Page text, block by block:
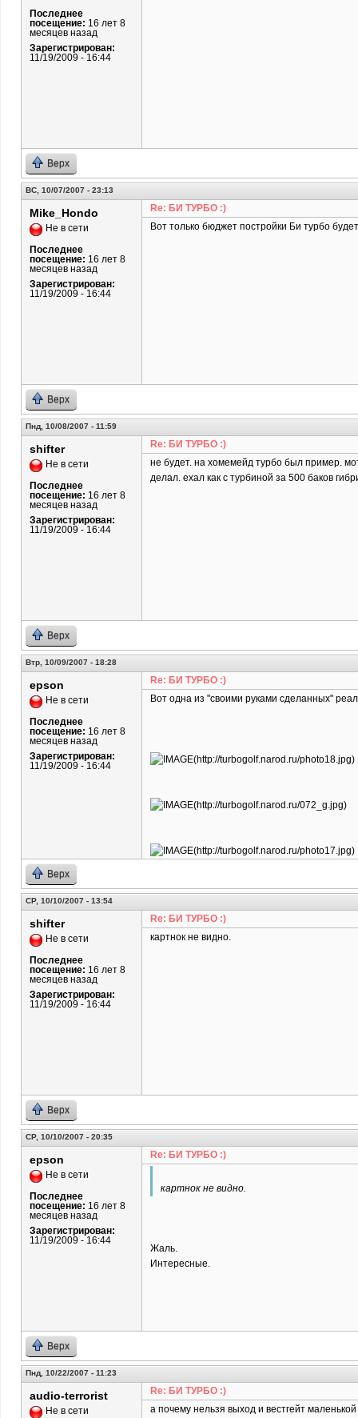
Последнее
посещение: 16 лет 8
месяцев назад
Зарегистрирован:
11/19/2009 - 16:44
Верх
ВС, 10/07/2007 - 23:13
Mike_Hondo
Не в сети
Последнее
посещение: 16 лет 8
месяцев назад
Зарегистрирован:
11/19/2009 - 16:44
Re: БИ ТУРБО :)
Вот только бюджет постройки Би турбо
Верх
Пнд, 10/08/2007 - 11:59
shifter
Не в сети
Последнее
посещение: 16 лет 8
месяцев назад
Зарегистрирован:
11/19/2009 - 16:44
Re: БИ ТУРБО :)
не будет. на хомемейд турбо был пример.
делал. ехал как с турбиной за 500 баков
Верх
Втр, 10/09/2007 - 18:28
epson
Не в сети
Последнее
посещение: 16 лет 8
месяцев назад
Зарегистрирован:
11/19/2009 - 16:44
Re: БИ ТУРБО :)
Вот одна из "своими руками сделанных"
Верх
СР, 10/10/2007 - 13:54
shifter
Не в сети
Последнее
посещение: 16 лет 8
месяцев назад
Зарегистрирован:
11/19/2009 - 16:44
Re: БИ ТУРБО :)
картнок не видно.
Верх
СР, 10/10/2007 - 20:35
epson
Не в сети
Последнее
посещение: 16 лет 8
месяцев назад
Зарегистрирован:
11/19/2009 - 16:44
Re: БИ ТУРБО :)
картнок не видно.
Жаль.
Интересные.
Верх
Пнд, 10/22/2007 - 11:23
audio-terrorist
Не в сети
Re: БИ ТУРБО :)
а почему нельзя выход и вестгейт